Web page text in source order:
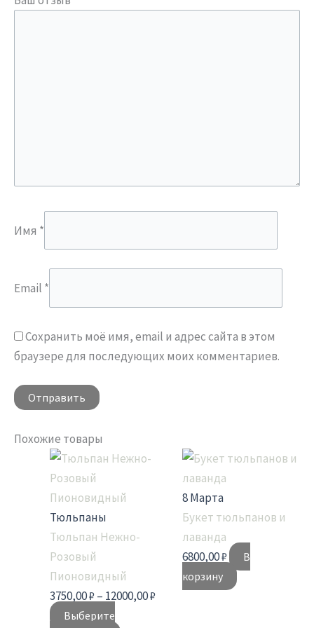
Имя *
Email *
Сохранить моё имя, email и адрес сайта в этом
браузере для последующих моих комментариев.
Похожие товары
Тюльпаны
Тюльпан Нежно-
Розовый
Пионовидный
3750,00₽– 12000,00₽
Диапазон
3750,00 ₽
12000,00 ₽
Выберите
Этот
имеет
вариаций.
можно
выбрать
8 Марта
Букет тюльпанов и
лаванда
6800,00₽
В
корзину